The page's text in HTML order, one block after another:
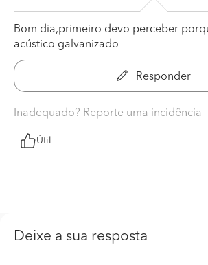
Bom dia,primeiro devo perceber
acústico galvanizado
Responder
Inadequado? Reporte uma incidência
Útil
Deixe a sua resposta